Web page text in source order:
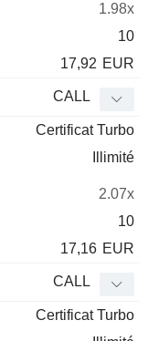
1.98x
10
17,92 EUR
CALL
Certificat Turbo
Illimité
2.07x
10
17,16 EUR
CALL
Certificat Turbo